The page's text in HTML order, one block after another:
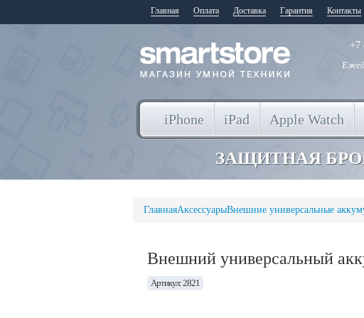
Главная Оплата Доставка Гарантия Контакты
+7
iPhone iPad Apple Watch
ЗАЩИТНАЯ
ГлавнаяАксессуарыВнешние универсальные
Внешний универсальный
Артикул: 2821